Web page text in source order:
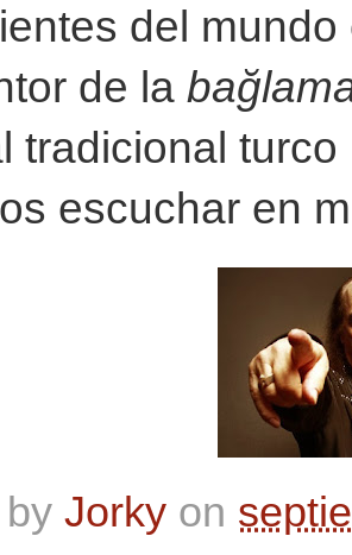
del
de la
tradicional
escuchar en
Jorky on